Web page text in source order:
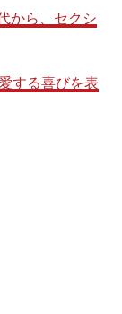
から、セクシ
する喜びを表